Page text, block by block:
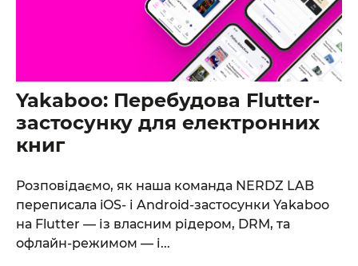
От халепа... Ця сторінка ще не має українського
Yakaboo: Перебудова Flutter-
застосунку для електронних
книг
Розповідаємо, як наша команда NERDZ LAB
переписала iOS- і Android-застосунки Yakaboo
на Flutter — із власним рідером, DRM, та
офлайн-режимом — і...